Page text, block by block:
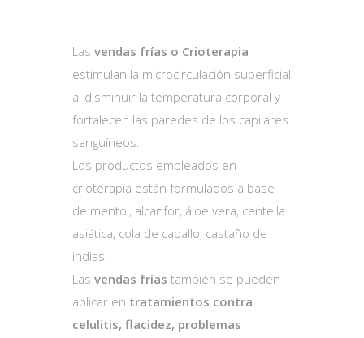
Las vendas frías o Crioterapia
estimulan la microcirculación superficial
al disminuir la temperatura corporal y
fortalecen las paredes de los capilares
sanguíneos.
Los productos empleados en
crioterapia están formulados a base
de mentol, alcanfor, áloe vera, centella
asiática, cola de caballo, castaño de
indias.
Las vendas frías también se pueden
aplicar en tratamientos contra
celulitis, flacidez, problemas